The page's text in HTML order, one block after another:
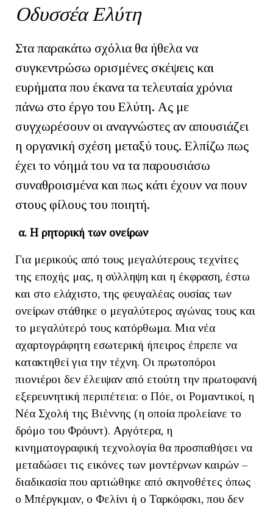
Οδυσσέα Ελύτη
Στα παρακάτω σχόλια θα ήθελα να
συγκεντρώσω ορισμένες σκέψεις και
ευρήματα που έκανα τα τελευταία χρόνια
πάνω στο έργο του Ελύτη. Ας με
συγχωρέσουν οι αναγνώστες αν απουσιάζει
η οργανική σχέση μεταξύ τους. Ελπίζω πως
έχει το νόημά του να τα παρουσιάσω
συναθροισμένα και πως κάτι έχουν να πουν
στους φίλους του ποιητή.
α. Η ρητορική των ονείρων
Για μερικούς από τους μεγαλύτερους τεχνίτες
της εποχής μας, η σύλληψη και η έκφραση, έστω
και στο ελάχιστο, της φευγαλέας ουσίας των
ονείρων στάθηκε ο μεγαλύτερος αγώνας τους και
το μεγαλύτερό τους κατόρθωμα. Μια νέα
αχαρτογράφητη εσωτερική ήπειρος έπρεπε να
κατακτηθεί για την τέχνη. Οι πρωτοπόροι
πιονιέροι δεν έλειψαν από ετούτη την πρωτοφανή
εξερευνητική περιπέτεια: ο Πόε, οι Ρομαντικοί, η
Νέα Σχολή της Βιέννης (η οποία προλείανε το
δρόμο του Φρόυντ). Αργότερα, η
κινηματογραφική τεχνολογία θα προσπαθήσει να
μεταδώσει τις εικόνες των μοντέρνων καιρών –
διαδικασία που αρτιώθηκε από σκηνοθέτες όπως
ο Μπέργκμαν, ο Φελίνι ή ο Ταρκόφσκι, που δεν